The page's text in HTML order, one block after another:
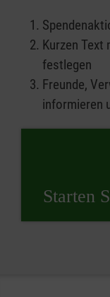
Kurzen Text
festlegen
Freunde,
informieren
Starten